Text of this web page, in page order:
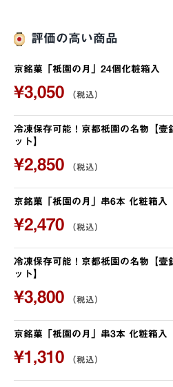
評価の高い商品
京銘菓「祇園の月」24個化粧箱入
¥3,050 （税込）
冷凍保存可能！京都祇園の名物【壹
ット】
¥2,850 （税込）
京銘菓「祇園の月」串6本 化粧箱入
¥2,470 （税込）
冷凍保存可能！京都祇園の名物【壹
ット】
¥3,800 （税込）
京銘菓「祇園の月」串3本 化粧箱入
¥1,310 （税込）